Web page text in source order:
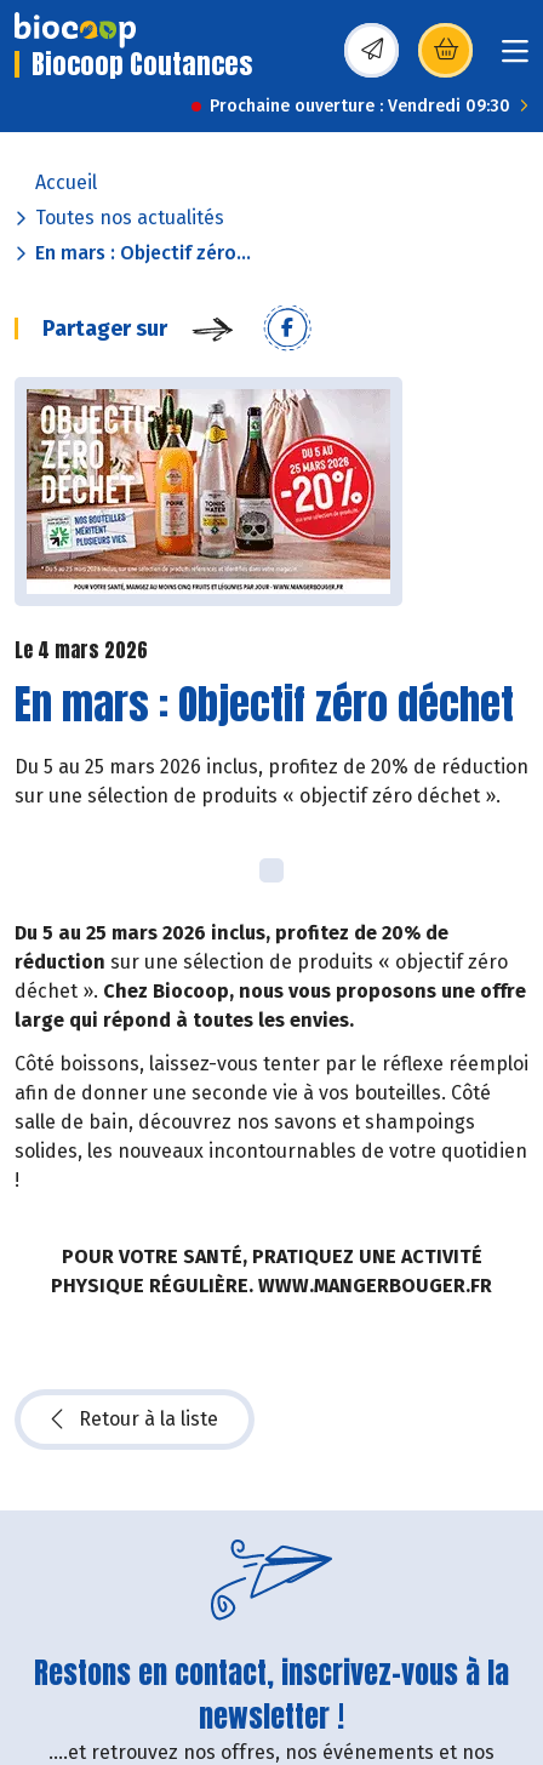
Biocoop Coutances (s’ouvre dans une
Prochaine ouverture : Vendredi 09:30
Accueil
Toutes nos actualités
En mars : Objectif zéro...
Partager sur
Le 4 mars 2026
En mars : Objectif zéro déchet
Du 5 au 25 mars 2026 inclus, profitez de 20% de réduction
sur une sélection de produits « objectif zéro déchet ».
Du 5 au 25 mars 2026 inclus, profitez de 20% de
réduction sur une sélection de produits « objectif zéro
déchet ». Chez Biocoop, nous vous proposons une offre
large qui répond à toutes les envies.
Côté boissons, laissez-vous tenter par le réflexe réemploi
afin de donner une seconde vie à vos bouteilles. Côté
salle de bain, découvrez nos savons et shampoings
solides, les nouveaux incontournables de votre quotidien
!
POUR VOTRE SANTÉ, PRATIQUEZ UNE ACTIVITÉ
PHYSIQUE RÉGULIÈRE. WWW.MANGERBOUGER.FR
Retour à la liste
Restons en contact, inscrivez-vous à la
newsletter !
....et retrouvez nos offres, nos événements et nos